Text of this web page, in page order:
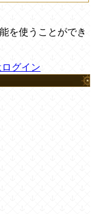
を使うことができ
グイン